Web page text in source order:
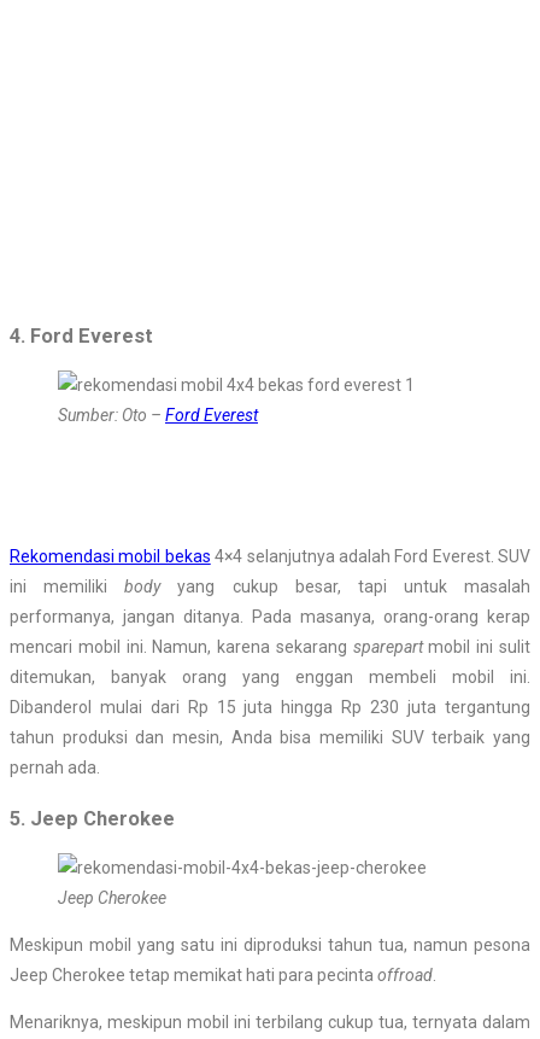
4. Ford Everest
Sumber: Oto – Ford Everest
Rekomendasi mobil bekas 4×4 selanjutnya adalah Ford Everest. SUV
ini memilikibodyyang cukup besar, tapi untuk masalah
performanya, jangan ditanya. Pada masanya, orang-orang kerap
mencari mobil ini. Namun, karena sekarang sparepartmobil ini sulit
ditemukan, banyak orang yang enggan membeli mobil ini.
Dibanderol mulai dari Rp 15 juta hingga Rp 230 juta tergantung
tahun produksi dan mesin, Anda bisa memiliki SUV terbaik yang
pernah ada.
5. Jeep Cherokee
Jeep Cherokee
Meskipun mobil yang satu ini diproduksi tahun tua, namun pesona
Jeep Cherokee tetap memikat hati para pecinta offroad
Menariknya, meskipun mobil ini terbilang cukup tua, ternyata dalam